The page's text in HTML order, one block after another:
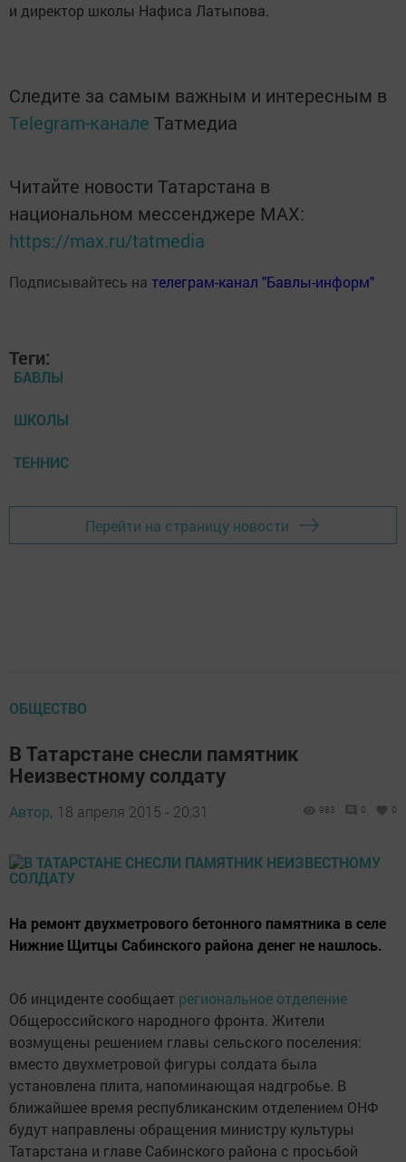
и директор школы Нафиса Латыпова.
Следите за самым важным и интересным в
Telegram-канале Татмедиа
Читайте новости Татарстана в
национальном мессенджере MАХ:
https://max.ru/tatmedia
Подписывайтесь на телеграм-канал "Бавлы-информ"
Теги:
БАВЛЫ
ШКОЛЫ
ТЕННИС
Перейти на страницу новости
ОБЩЕСТВО
В Татарстане снесли памятник
Неизвестному солдату
Автор, 18 апреля 2015 - 20:31 983 0 0
На ремонт двухметрового бетонного памятника в селе
Нижние Щитцы Сабинского района денег не нашлось.
Об инциденте сообщает региональное отделение
Общероссийского народного фронта. Жители
возмущены решением главы сельского поселения:
вместо двухметровой фигуры солдата была
установлена плита, напоминающая надгробье. В
ближайшее время республиканским отделением ОНФ
будут направлены обращения министру культуры
Татарстана и главе Сабинского района с просьбой